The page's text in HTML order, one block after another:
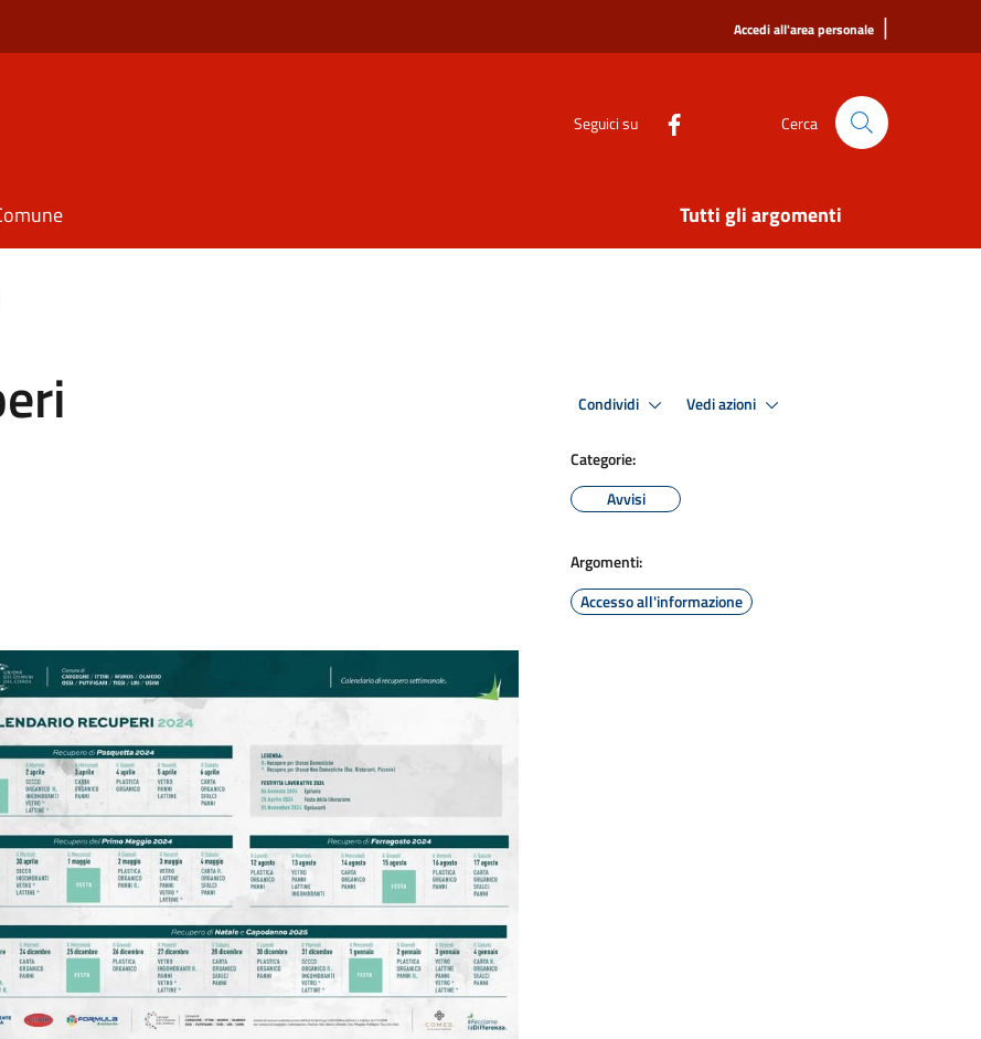
Accedi all'area personale |
Seguici su Cerca
Tutti gli argomenti
Condividi Vedi azioni
Categorie:
Avvisi
Argomenti:
Accesso all'informazione